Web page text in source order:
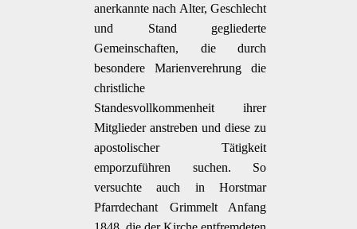
anerkannte nach Alter, Geschlecht
und Stand gegliederte
Gemeinschaften, die durch
besondere Marienverehrung die
christliche
Standesvollkommenheit ihrer
Mitglieder anstreben und diese zu
apostolischer Tätigkeit
emporzuführen suchen. So
versuchte auch in Horstmar
Pfarrdechant Grimmelt Anfang